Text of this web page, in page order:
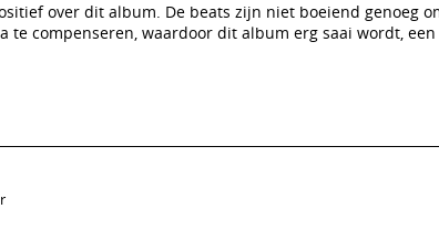
over dit album. De beats zijn niet boeiend genoeg
te compenseren, waardoor dit album erg saai wordt, een